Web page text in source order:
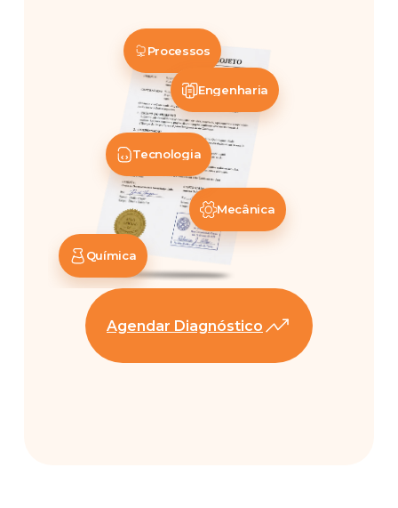
Agendar Diagnóstico
Mecânica
Tecnologia
Processos
Engenharia
Química